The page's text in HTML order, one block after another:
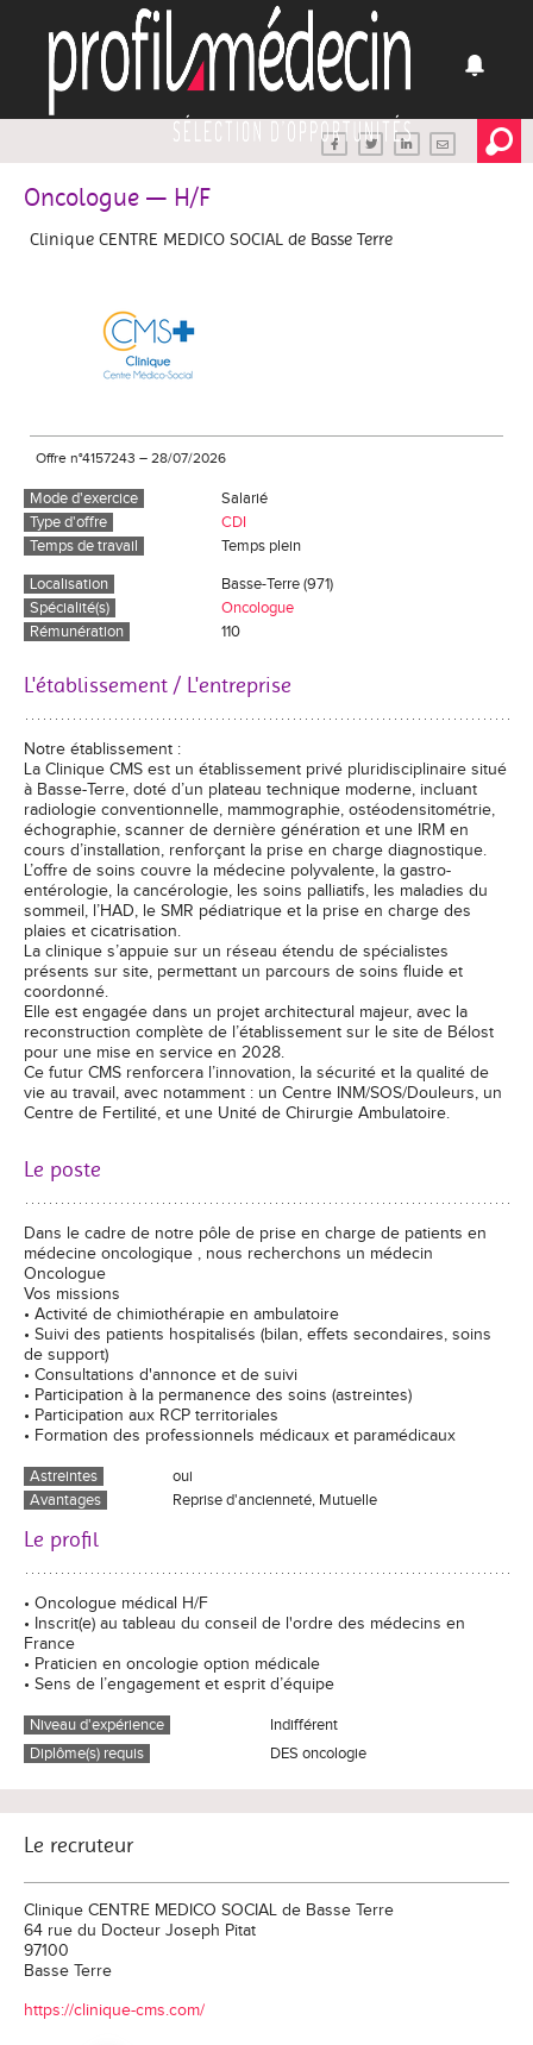
Oncologue — H/F
Clinique CENTRE MEDICO SOCIAL de Basse Terre
Offre n°4157243 – 28/07/2026
Mode d'exercice
Salarié
Type d'offre
CDI
Temps de travail
Temps plein
Localisation
Basse-Terre (971)
Spécialité(s)
Oncologue
Rémunération
110
L'établissement / L'entreprise
Notre établissement :
La Clinique CMS est un établissement privé pluridisciplinaire situé
à Basse-Terre, doté d’un plateau technique moderne, incluant
radiologie conventionnelle, mammographie, ostéodensitométrie,
échographie, scanner de dernière génération et une IRM en
cours d’installation, renforçant la prise en charge diagnostique.
L’offre de soins couvre la médecine polyvalente, la gastro-
entérologie, la cancérologie, les soins palliatifs, les maladies du
sommeil, l’HAD, le SMR pédiatrique et la prise en charge des
plaies et cicatrisation.
La clinique s’appuie sur un réseau étendu de spécialistes
présents sur site, permettant un parcours de soins fluide et
coordonné.
Elle est engagée dans un projet architectural majeur, avec la
reconstruction complète de l’établissement sur le site de Bélost
pour une mise en service en 2028.
Ce futur CMS renforcera l’innovation, la sécurité et la qualité de
vie au travail, avec notamment : un Centre INM/SOS/Douleurs, un
Centre de Fertilité, et une Unité de Chirurgie Ambulatoire.
Le poste
Dans le cadre de notre pôle de prise en charge de patients en
médecine oncologique , nous recherchons un médecin
Oncologue
Vos missions
• Activité de chimiothérapie en ambulatoire
• Suivi des patients hospitalisés (bilan, effets secondaires, soins
de support)
• Consultations d'annonce et de suivi
• Participation à la permanence des soins (astreintes)
• Participation aux RCP territoriales
• Formation des professionnels médicaux et paramédicaux
Astreintes
oui
Avantages
Reprise d'ancienneté, Mutuelle
Le profil
• Oncologue médical H/F
• Inscrit(e) au tableau du conseil de l'ordre des médecins en
France
• Praticien en oncologie option médicale
• Sens de l’engagement et esprit d’équipe
Niveau d'expérience
Indifférent
Diplôme(s) requis
DES oncologie
Le recruteur
Clinique CENTRE MEDICO SOCIAL de Basse Terre
64 rue du Docteur Joseph Pitat
97100
Basse Terre
https://clinique-cms.com/